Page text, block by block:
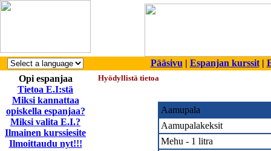
Pääsivu | Espanjan kurssit|
Opi espanjaa
Tietoa E.I:stä
Miksi kannattaa
opiskella espanjaa?
Miksi valita E.I.?
Ilmainen kurssiesite
Ilmoittaudu nyt!!!
Hyödyllistä tietoa
Aamupala
Aamupalakeksit
Mehu - 1 litra